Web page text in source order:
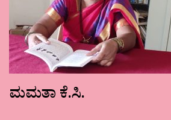
ಮಮತಾ ಕೆ.ಸಿ.